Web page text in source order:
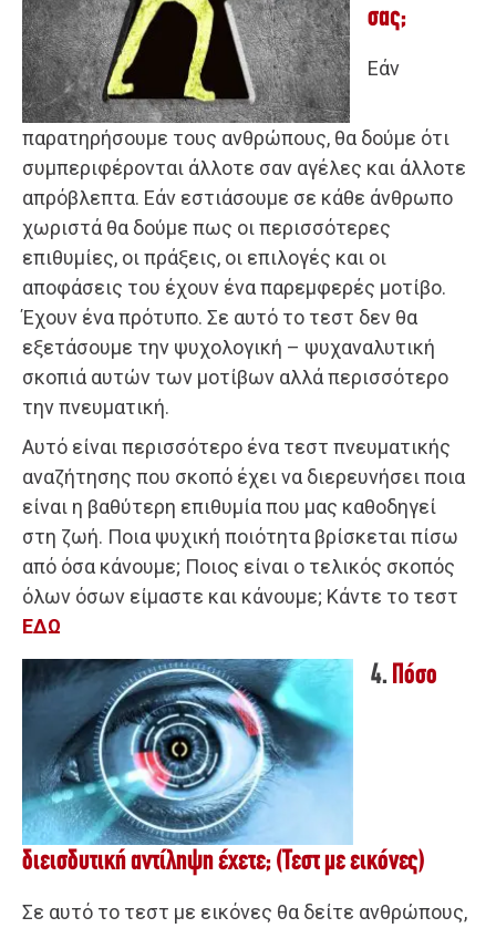
σας;
Εάν
παρατηρήσουμε τους ανθρώπους, θα δούμε ότι
συμπεριφέρονται άλλοτε σαν αγέλες και άλλοτε
απρόβλεπτα. Εάν εστιάσουμε σε κάθε άνθρωπο
χωριστά θα δούμε πως οι περισσότερες
επιθυμίες, οι πράξεις, οι επιλογές και οι
αποφάσεις του έχουν ένα παρεμφερές μοτίβο.
Έχουν ένα πρότυπο. Σε αυτό το τεστ δεν θα
εξετάσουμε την ψυχολογική – ψυχαναλυτική
σκοπιά αυτών των μοτίβων αλλά περισσότερο
την πνευματική.
Αυτό είναι περισσότερο ένα τεστ πνευματικής
αναζήτησης που σκοπό έχει να διερευνήσει ποια
είναι η βαθύτερη επιθυμία που μας καθοδηγεί
στη ζωή. Ποια ψυχική ποιότητα βρίσκεται πίσω
από όσα κάνουμε; Ποιος είναι ο τελικός σκοπός
όλων όσων είμαστε και κάνουμε; Κάντε το τεστ
ΕΔΩ
4. Πόσο
διεισδυτική αντίληψη έχετε; (Τεστ με εικόνες)
Σε αυτό το τεστ με εικόνες θα δείτε ανθρώπους,